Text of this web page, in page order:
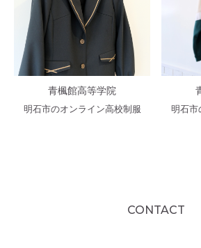
青楓館高等学院
明石市のオンライン高校制服 明石市
CONTACT